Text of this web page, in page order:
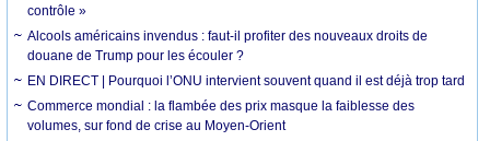
contrôle »
Alcools américains invendus : faut-il profiter des nouveaux droits de
douane de Trump pour les écouler ?
EN DIRECT | Pourquoi l’ONU intervient souvent quand il est déjà trop tard
Commerce mondial : la flambée des prix masque la faiblesse des
volumes, sur fond de crise au Moyen-Orient